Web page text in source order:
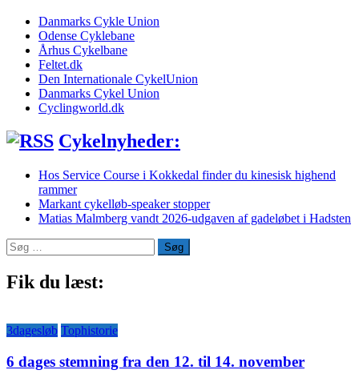
Danmarks Cykle Union
Odense Cyklebane
Århus Cykelbane
Feltet.dk
Den Internationale CykelUnion
Danmarks Cykel Union
Cyclingworld.dk
Cykelnyheder:
Hos Service Course i Kokkedal finder du kinesisk highend
rammer
Markant cykelløb-speaker stopper
Matias Malmberg vandt 2026-udgaven af gadeløbet i Hadsten
Søg
efter:
Fik du læst:
3dagesløb Tophistorie
6 dages stemning fra den 12. til 14. november